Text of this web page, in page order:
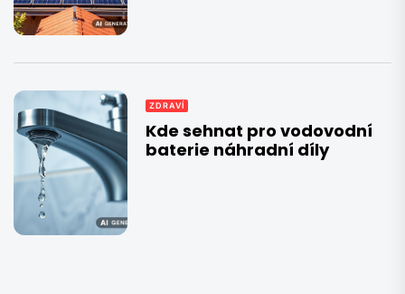
ZDRAVÍ
Kde sehnat pro vodovodní
baterie náhradní díly